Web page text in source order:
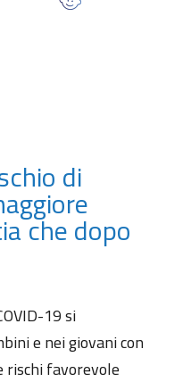
di
che dopo
19 si
e nei giovani con
rischi favorevole